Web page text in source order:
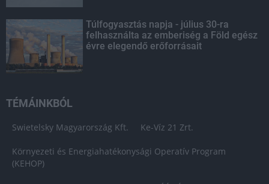
Túlfogyasztás napja - július 30-ra
felhasználta az emberiség a Föld egész
évre elegendő erőforrásait
TÉMÁINKBÓL
Swietelsky Magyarország Kft. Ke-Víz 21 Zrt.
Környezeti és Energiahatékonysági Operatív Program
(KEHOP)